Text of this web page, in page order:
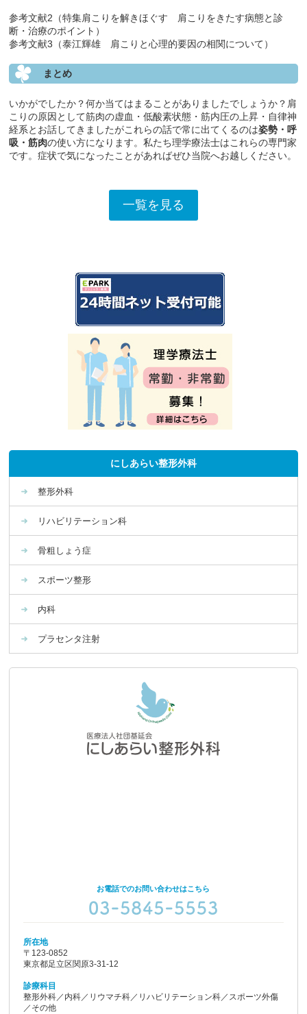
参考文献2（特集肩こりを解きほぐす 肩こりをきたす病態と診
断・治療のポイント）
参考文献3（泰江輝雄 肩こりと心理的要因の相関について）
まとめ
いかがでしたか？何か当てはまることがありましたでしょうか？肩
こりの原因として筋肉の虚血・低酸素状態・筋内圧の上昇・自律神
経系とお話してきましたがこれらの話で常に出てくるのは姿勢・呼
吸・筋肉の使い方になります。私たち理学療法士はこれらの専門家
です。症状で気になったことがあればぜひ当院へお越しください。
一覧を見る
にしあらい整形外科
整形外科
リハビリテーション科
骨粗しょう症
スポーツ整形
内科
プラセンタ注射
お電話でのお問い合わせはこちら
所在地
〒123-0852
東京都足立区関原3-31-12
診療科目
整形外科／内科／リウマチ科／リハビリテーション科／スポーツ外傷
／その他